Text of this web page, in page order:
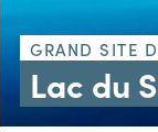
GRAND SITE
Lac du